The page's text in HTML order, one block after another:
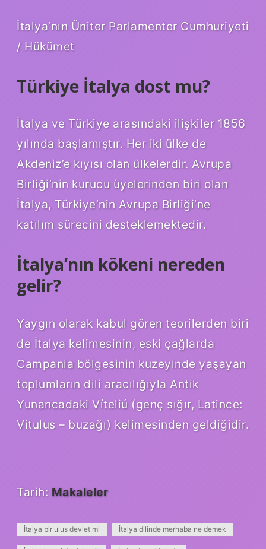
İtalya’nın Üniter Parlamenter Cumhuriyeti
/ Hükümet
Türkiye İtalya dost mu?
İtalya ve Türkiye arasındaki ilişkiler 1856
yılında başlamıştır. Her iki ülke de
Akdeniz’e kıyısı olan ülkelerdir. Avrupa
Birliği’nin kurucu üyelerinden biri olan
İtalya, Türkiye’nin Avrupa Birliği’ne
katılım sürecini desteklemektedir.
İtalya’nın kökeni nereden
gelir?
Yaygın olarak kabul gören teorilerden biri
de İtalya kelimesinin, eski çağlarda
Campania bölgesinin kuzeyinde yaşayan
toplumların dili aracılığıyla Antik
Yunancadaki Víteliú (genç sığır, Latince:
Vitulus – buzağı) kelimesinden geldiğidir.
Tarih: Makaleler
İtalya bir ulus devlet mi İtalya dilinde merhaba ne demek